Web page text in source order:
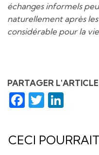
échanges informels
naturellement après les
considérable pour la
PARTAGER L'ARTICLE
Facebook
Twitter
CECI